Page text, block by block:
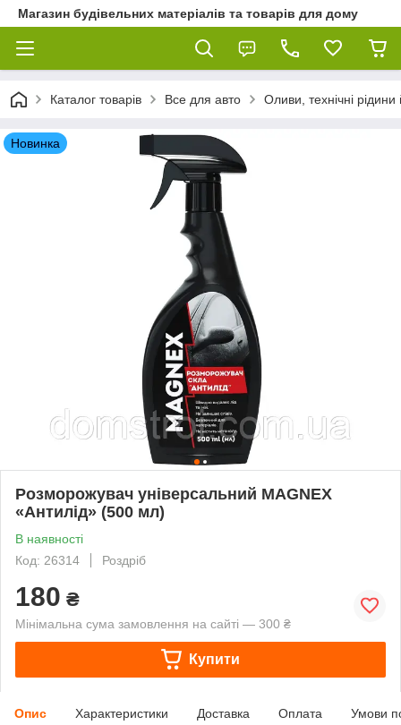
Магазин будівельних матеріалів та товарів для дому
Каталог товарів Все для авто Оливи, технічні рідини
Новинка
Розморожувач універсальний MAGNEX
«Антилід» (500 мл)
В наявності
Код: 26314
Роздріб
180 ₴
Мінімальна сума замовлення на сайті — 300 ₴
Купити
Опис Характеристики Доставка Оплата Умови